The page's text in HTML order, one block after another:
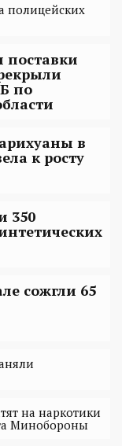
полицейских
по
в
к росту
350
сожгли 65
на наркотики
Минобороны